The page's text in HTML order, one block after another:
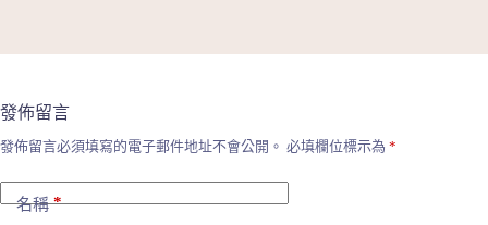
發佈留言
發佈留言必須填寫的電子郵件地址不會公開。 必填欄位標示為 *
名稱*